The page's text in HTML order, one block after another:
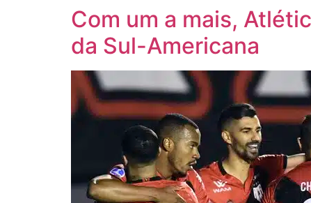
Com um a mais,
da Sul-Americana